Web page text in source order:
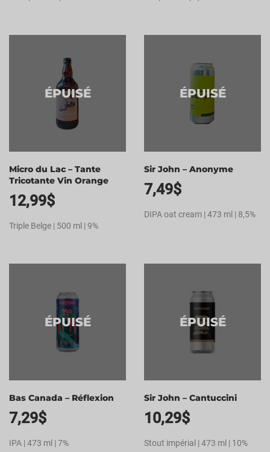
ÉPUISÉ
Micro du Lac – Tante
Tricotante Vin Orange
12,99$
Triple Belge | 500 ml | 9%
ÉPUISÉ
Sir John – Anonyme
7,49$
DIPA oat cream | 473 ml | 8,5%
ÉPUISÉ
Bas Canada – Réflexion
7,29$
IPA | 473 ml | 7%
ÉPUISÉ
Sir John – Cantuccini
10,29$
Stout impérial | 473 ml | 10%